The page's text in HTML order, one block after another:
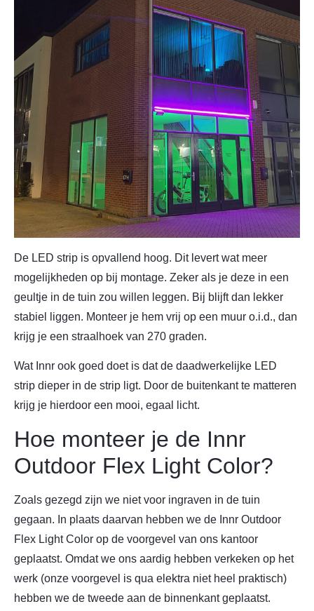
De LED strip is opvallend hoog. Dit levert wat meer
mogelijkheden op bij montage. Zeker als je deze in een
geultje in de tuin zou willen leggen. Bij blijft dan lekker
stabiel liggen. Monteer je hem vrij op een muur o.i.d., dan
krijg je een straalhoek van 270 graden.
Wat Innr ook goed doet is dat de daadwerkelijke LED
strip dieper in de strip ligt. Door de buitenkant te matteren
krijg je hierdoor een mooi, egaal licht.
Hoe monteer je de Innr
Outdoor Flex Light Color?
Zoals gezegd zijn we niet voor ingraven in de tuin
gegaan. In plaats daarvan hebben we de Innr Outdoor
Flex Light Color op de voorgevel van ons kantoor
geplaatst. Omdat we ons aardig hebben verkeken op het
werk (onze voorgevel is qua elektra niet heel praktisch)
hebben we de tweede aan de binnenkant geplaatst.